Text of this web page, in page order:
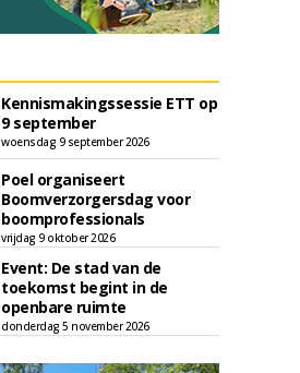
Kennismakingssessie ETT op
9 september
woensdag 9 september 2026
Poel organiseert
Boomverzorgersdag voor
boomprofessionals
vrijdag 9 oktober 2026
Event: De stad van de
toekomst begint in de
openbare ruimte
donderdag 5 november 2026